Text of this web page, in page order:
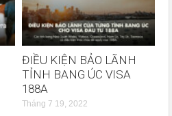
ĐIỀU KIỆN BẢO LÃNH
TỈNH BANG ÚC VISA
188A
Tháng 7 19, 2022